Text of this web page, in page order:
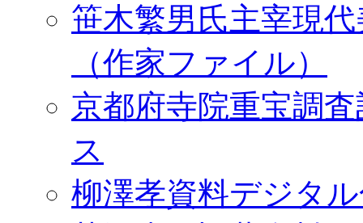
笹木繁男氏主宰現
（作家ファイル）
京都府寺院重宝調
ス
柳澤孝資料デジタ